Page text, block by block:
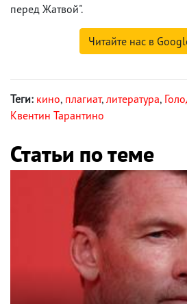
перед Жатвой".
Читайте нас в
Теги: кино, плагиат, литература,
Квентин Тарантино
Статьи по теме